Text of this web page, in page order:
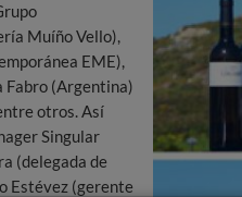
Muíño Vello),
EME),
Fabro (Argentina)
otros. Así
Singular
(delegada de
Estévez (gerente